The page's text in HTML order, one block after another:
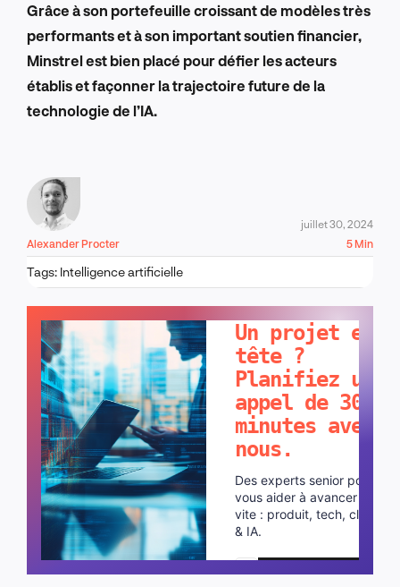
Grâce à son portefeuille croissant de modèles très
performants et à son important soutien financier,
Minstrel est bien placé pour défier les acteurs
établis et façonner la trajectoire future de la
technologie de l’IA.
Alexander Procter
juillet 30, 2024
5 Min
Tags: Intelligence artificielle
Un projet en
tête ?
Planifiez un
appel de 30
minutes avec
nous.
Des experts senior pour
vous aider à avancer plus
vite : produit, tech, cloud
& IA.
Planifier un appel